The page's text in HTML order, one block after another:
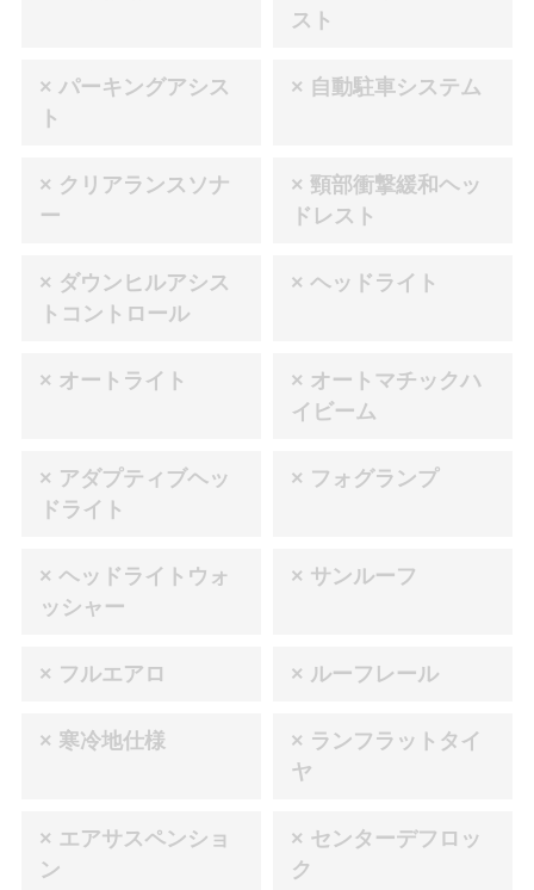
スト
× パーキングアシス
ト
× 自動駐車システム
× クリアランスソナ
ー
× 頸部衝撃緩和ヘッ
ドレスト
× ダウンヒルアシス
トコントロール
× ヘッドライト
× オートライト
× オートマチックハ
イビーム
× アダプティブヘッ
ドライト
× フォグランプ
× ヘッドライトウォ
ッシャー
× サンルーフ
× フルエアロ × ルーフレール
× 寒冷地仕様
× ランフラットタイ
ヤ
× エアサスペンショ
ン
× センターデフロッ
ク